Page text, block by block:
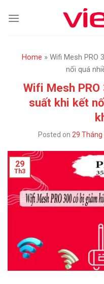
Home » Wifi Mesh PRO
nối quá
Wifi Mesh
suất khi kết
Posted on 29 Tháng
29
Th3